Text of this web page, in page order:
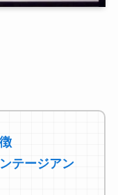
テージアン